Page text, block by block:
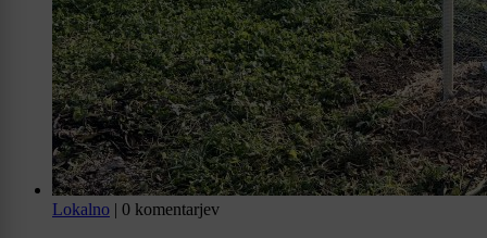
Lokalno | 0 komentarjev